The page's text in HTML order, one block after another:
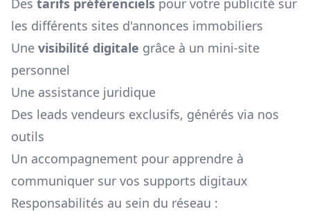
Des tarifs préférenciels pour votre publicité sur
les différents sites d'annonces immobiliers
Une visibilité digitale grâce à un mini-site
personnel
Une assistance juridique
Des leads vendeurs exclusifs, générés via nos
outils
Un accompagnement pour apprendre à
communiquer sur vos supports digitaux
Responsabilités au sein du réseau :